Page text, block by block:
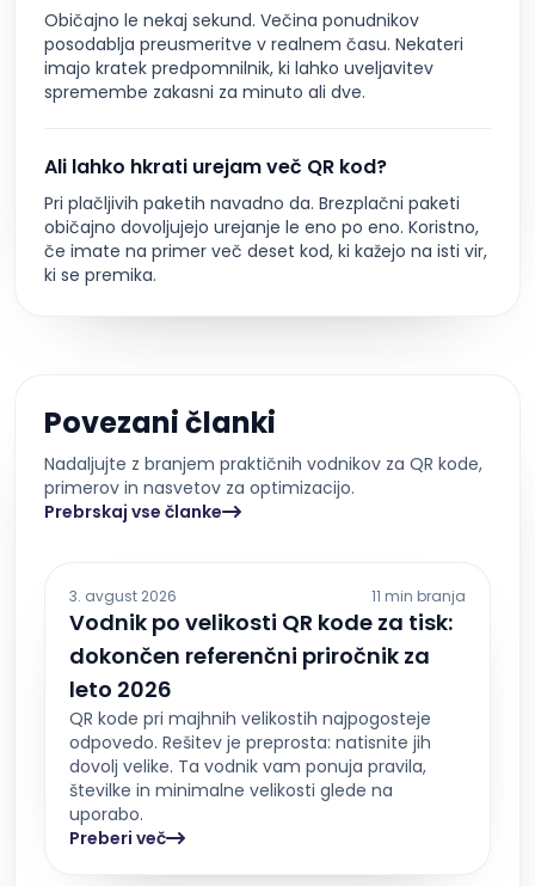
Običajno le nekaj sekund. Večina ponudnikov
posodablja preusmeritve v realnem času. Nekateri
imajo kratek predpomnilnik, ki lahko uveljavitev
spremembe zakasni za minuto ali dve.
Ali lahko hkrati urejam več QR kod?
Pri plačljivih paketih navadno da. Brezplačni paketi
običajno dovoljujejo urejanje le eno po eno. Koristno,
če imate na primer več deset kod, ki kažejo na isti vir,
ki se premika.
Povezani članki
Nadaljujte z branjem praktičnih vodnikov za QR kode,
primerov in nasvetov za optimizacijo.
Prebrskaj vse članke
3. avgust 2026 11 min branja
Vodnik po velikosti QR kode za tisk:
dokončen referenčni priročnik za
leto 2026
QR kode pri majhnih velikostih najpogosteje
odpovedo. Rešitev je preprosta: natisnite jih
dovolj velike. Ta vodnik vam ponuja pravila,
številke in minimalne velikosti glede na
uporabo.
Preberi več